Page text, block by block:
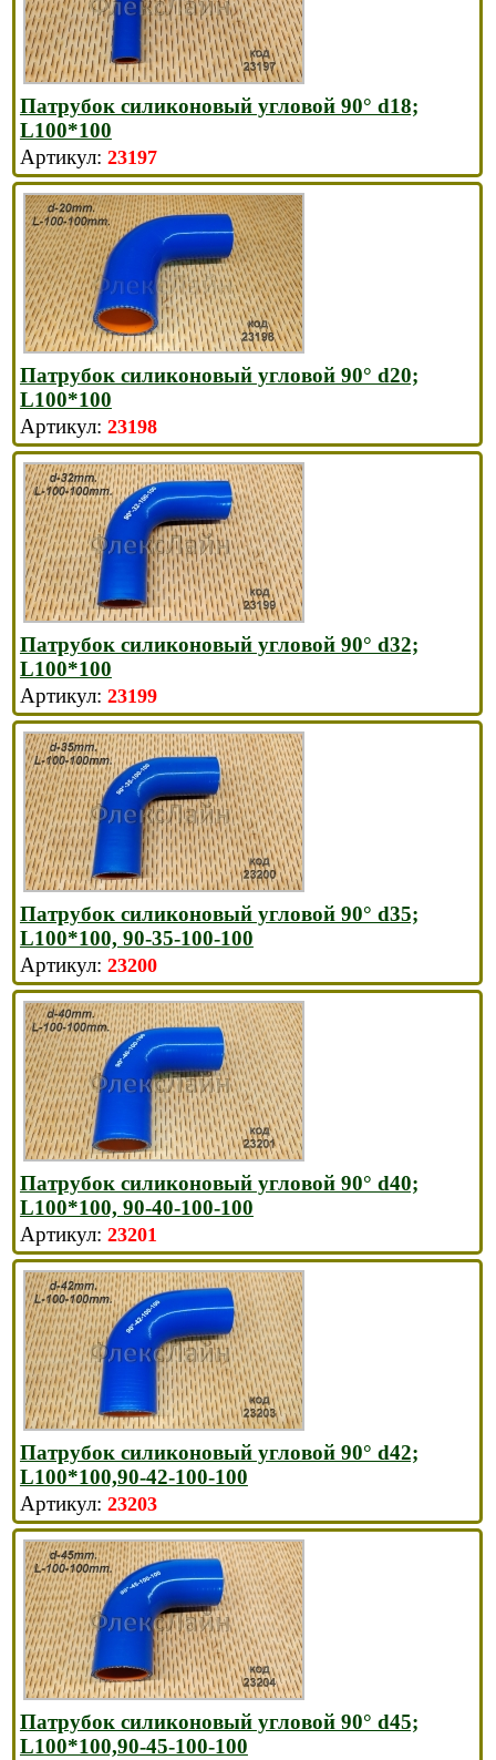
Патрубок силиконовый угловой 90° d18;
L100*100
23197
Патрубок силиконовый угловой 90° d20;
L100*100
23198
Патрубок силиконовый угловой 90° d32;
L100*100
23199
Патрубок силиконовый угловой 90° d35;
L100*100, 90-35-100-100
23200
Патрубок силиконовый угловой 90° d40;
L100*100, 90-40-100-100
23201
Патрубок силиконовый угловой 90° d42;
L100*100,90-42-100-100
23203
Патрубок силиконовый угловой 90° d45;
L100*100,90-45-100-100